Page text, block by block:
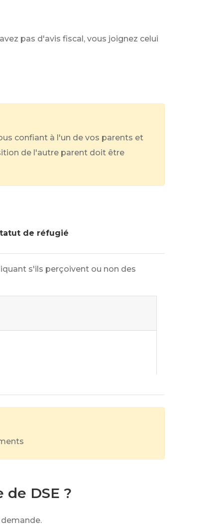
pas d'avis fiscal, vous joignez celui
confiant à l'un de vos parents et
de l'autre parent doit être
de réfugié
s'ils perçoivent ou non des
DSE ?